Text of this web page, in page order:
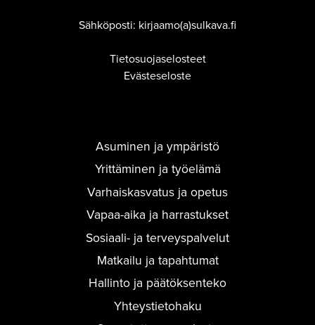
Sähköposti: kirjaamo(a)sulkava.fi
Tietosuojaselosteet
Evästeseloste
Asuminen ja ympäristö
Yrittäminen ja työelämä
Varhaiskasvatus ja opetus
Vapaa-aika ja harrastukset
Sosiaali- ja terveyspalvelut
Matkailu ja tapahtumat
Hallinto ja päätöksenteko
Yhteystietohaku